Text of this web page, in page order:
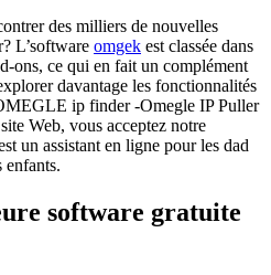
des milliers de nouvelles
L’software omgek est classée dans
ons, ce qui en fait un complément
davantage les fonctionnalités
ip finder -Omegle IP Puller
Web, vous acceptez notre
un assistant en ligne pour les dad
enfants.
software gratuite